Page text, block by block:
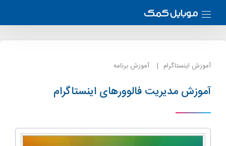
آموزش اینستاگرام آموزش برنامه
آموزش مدیریت فالوورهای اینستاگرام